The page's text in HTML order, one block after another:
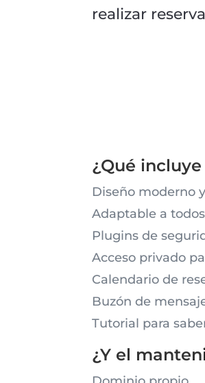
realizar
¿Qué
Diseño moderno
Adaptable a
Plugins de
Acceso privado
Calendario de
Buzón de
Tutorial para
¿Y el